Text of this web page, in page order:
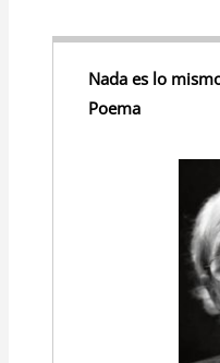
Nada es lo
Poema